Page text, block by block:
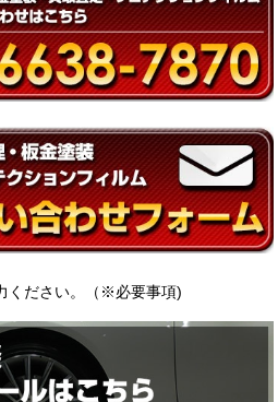
ください。（ ※必要事項)